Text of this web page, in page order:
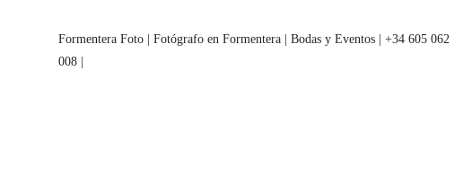
Formentera Foto | Fotógrafo en Formentera | Bodas y Eventos | +34 605 062
008 |